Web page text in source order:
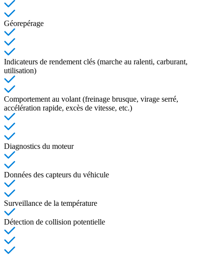
Géorepérage
Indicateurs de rendement clés (marche au ralenti, carburant,
utilisation)
Comportement au volant (freinage brusque, virage serré,
accélération rapide, excès de vitesse, etc.)
Diagnostics du moteur
Données des capteurs du véhicule
Surveillance de la température
Détection de collision potentielle